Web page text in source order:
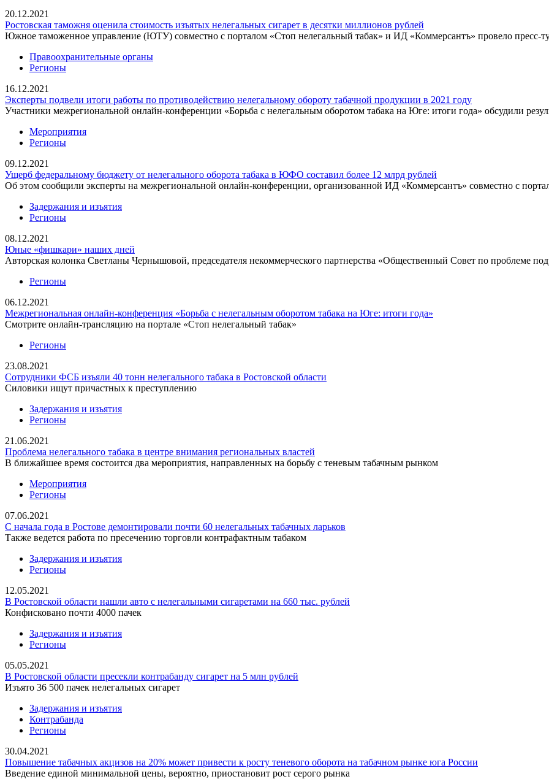
20.12.2021
Ростовская таможня оценила стоимость изъятых нелегальных сигарет в десятки миллионов рублей
Южное таможенное управление (ЮТУ) совместно с порталом «Стоп нелегальный табак» и ИД «Коммерсантъ» провело пресс-
Правоохранительные органы
Регионы
16.12.2021
Эксперты подвели итоги работы по противодействию нелегальному обороту табачной продукции в 2021 году
Участники межрегиональной онлайн-конференции «Борьба с нелегальным оборотом табака на Юге: итоги года» обсудили
Мероприятия
Регионы
09.12.2021
Ущерб федеральному бюджету от нелегального оборота табака в ЮФО составил более 12 млрд рублей
Об этом сообщили эксперты на межрегиональной онлайн-конференции, организованной ИД «Коммерсантъ» совместно с
Задержания и изъятия
Регионы
08.12.2021
Юные «фишкари» наших дней
Авторская колонка Светланы Чернышовой, председателя некоммерческого партнерства «Общественный Совет по проблеме
Регионы
06.12.2021
Межрегиональная онлайн-конференция «Борьба с нелегальным оборотом табака на Юге: итоги года»
Смотрите онлайн-трансляцию на портале «Стоп нелегальный табак»
Регионы
23.08.2021
Сотрудники ФСБ изъяли 40 тонн нелегального табака в Ростовской области
Силовики ищут причастных к преступлению
Задержания и изъятия
Регионы
21.06.2021
Проблема нелегального табака в центре внимания региональных властей
В ближайшее время состоится два мероприятия, направленных на борьбу с теневым табачным рынком
Мероприятия
Регионы
07.06.2021
С начала года в Ростове демонтировали почти 60 нелегальных табачных ларьков
Также ведется работа по пресечению торговли контрафактным табаком
Задержания и изъятия
Регионы
12.05.2021
В Ростовской области нашли авто с нелегальными сигаретами на 660 тыс. рублей
Конфисковано почти 4000 пачек
Задержания и изъятия
Регионы
05.05.2021
В Ростовской области пресекли контрабанду сигарет на 5 млн рублей
Изъято 36 500 пачек нелегальных сигарет
Задержания и изъятия
Контрабанда
Регионы
30.04.2021
Повышение табачных акцизов на 20% может привести к росту теневого оборота на табачном рынке юга России
Введение единой минимальной цены, вероятно, приостановит рост серого рынка